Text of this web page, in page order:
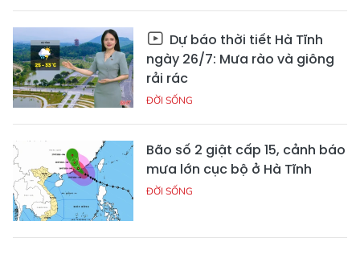
Dự báo thời tiết Hà Tĩnh
ngày 26/7: Mưa rào và giông
rải rác
ĐỜI SỐNG
Bão số 2 giật cấp 15, cảnh báo
mưa lớn cục bộ ở Hà Tĩnh
ĐỜI SỐNG